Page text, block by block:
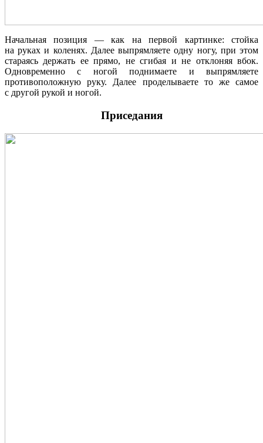
Начальная позиция — как на первой картинке: стойка
на руках и коленях. Далее выпрямляете одну ногу, при этом
стараясь держать ее прямо, не сгибая и не отклоняя вбок.
Одновременно с ногой поднимаете и выпрямляете
противоположную руку. Далее проделываете то же самое
с другой рукой и ногой.
Приседания